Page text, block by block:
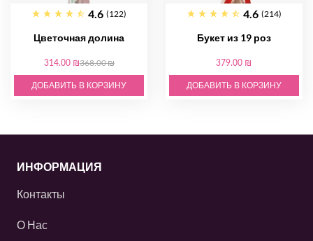
4.6 (122)
Цветочная долина
314.00 ₪368.00 ₪
ДОБАВИТЬ В КОРЗИНУ
4.6 (214)
Букет из 19 роз
379.00 ₪
ДОБАВИТЬ В КОРЗИНУ
ИНФОРМАЦИЯ
Контакты
О Нас